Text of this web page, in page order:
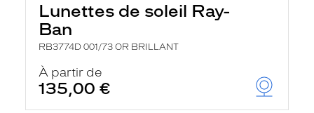
Lunettes de soleil Ray-
Ban
RB3774D 001/73 OR BRILLANT
À partir de
135,00 €